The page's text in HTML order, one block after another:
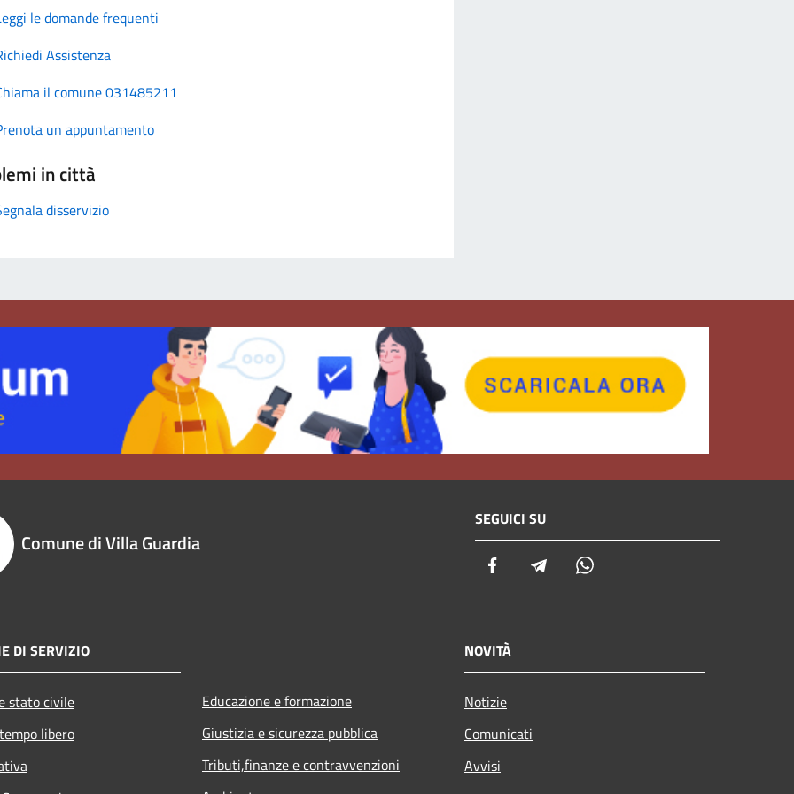
le domande frequenti
Assistenza
il comune 031485211
un appuntamento
in città
disservizio
Comune di Villa Guardia
SEGUICI SU
Facebook Telegram
DI SERVIZIO
stato civile
libero
Educazione e formazione
Giustizia e sicurezza pubblica
Tributi,finanze e contravvenzioni
NOVITÀ
Notizie
Comunicati
Avvisi